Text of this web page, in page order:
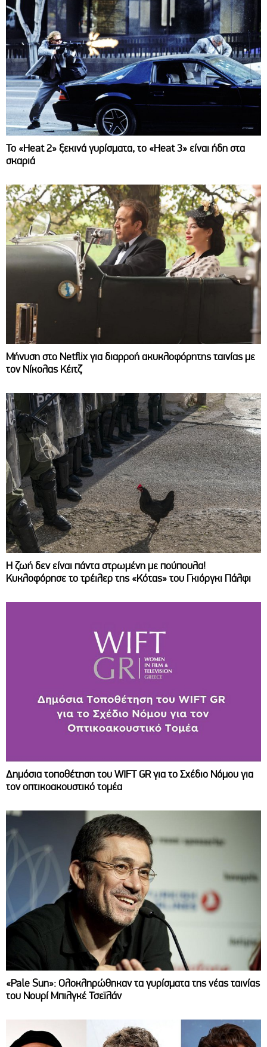
Το «Heat 2» ξεκινά γυρίσματα, το «Heat 3» είναι ήδη στα
σκαριά
Μήνυση στο Netflix για διαρροή ακυκλοφόρητης ταινίας με
τον Νίκολας Κέιτζ
Η ζωή δεν είναι πάντα στρωμένη με πούπουλα!
Κυκλοφόρησε το τρέιλερ της «Κότας» του Γκιόργκι Πάλφι
Δημόσια τοποθέτηση του WIFT GR για το Σχέδιο Νόμου για
τον οπτικοακουστικό τομέα
«Pale Sun»: Ολοκληρώθηκαν τα γυρίσματα της νέας ταινίας
του Νουρί Μπιλγκέ Τσεϊλάν